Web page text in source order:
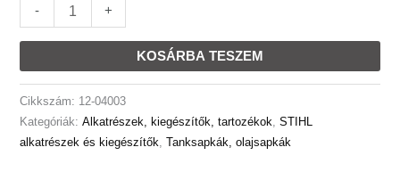
-
MS180C
12-
04003
mennyiség
+
KOSÁRBA TESZEM
Cikkszám: 12-04003
Kategóriák:Alkatrészek, kiegészítők, tartozékok ,STIHL
alkatrészek és kiegészítők ,Tanksapkák, olajsapkák